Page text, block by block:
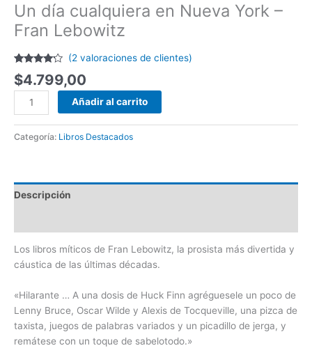
Un día cualquiera en Nueva York –
Fran Lebowitz
Valorado
con4.00
de 5 en
base a
2
valoraciones
de
clientes
(2 valoraciones de clientes)
$4.799,00
Añadir al carrito
Categoría: Libros Destacados
Descripción
Los libros míticos de Fran Lebowitz, la prosista más divertida y
cáustica de las últimas décadas.
«Hilarante … A una dosis de Huck Finn agréguesele un poco de
Lenny Bruce, Oscar Wilde y Alexis de Tocqueville, una pizca de
taxista, juegos de palabras variados y un picadillo de jerga, y
remátese con un toque de sabelotodo.»